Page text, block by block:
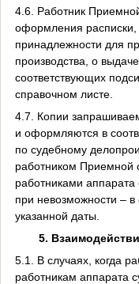
4.6. Работник
оформления расписки,
принадлежности для
производства, о
соответствующих
справочном листе.
4.7. Копии
и оформляются в
по судебному
работником
работниками аппарата
при невозможности –
указанной даты.
5.
5.1. В случаях, когда
работникам аппарата